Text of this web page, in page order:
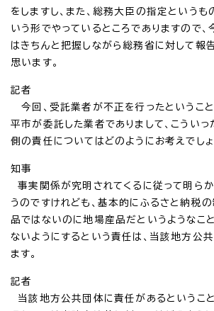
をしますし、また、総務大臣の指定というも
いう形でやっているところでありますので
はきちんと把握しながら総務省に対して報
思います。
記者
今回、受託業者が不正を行ったということ
平市が委託した業者でありまして、こうい
側の責任についてはどのようにお考えでしょ
知事
事実関係が究明されてくるに従って明らか
うのですけれども、基本的にふるさと納税
品ではないのに地場産品だというようなこ
ないようにするという責任は、当該地方公
ます。
記者
当該地方公共団体に責任があるというこ